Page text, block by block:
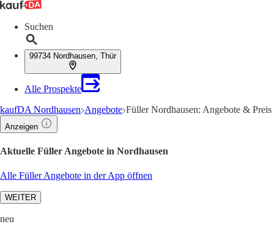
Suchen
99734 Nordhausen, Thür
Alle Prospekte
kaufDA Nordhausen Angebote Füller Nordhausen: Angebote & Preis
Anzeigen
Aktuelle Füller Angebote in Nordhausen
Alle Füller Angebote in der App öffnen
WEITER
neu